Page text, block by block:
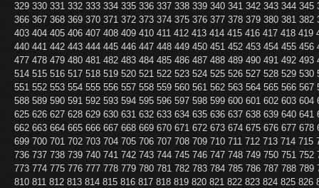
329 330 331 332 333 334 335 336 337 338 339 340 341 342 343 344 345
366 367 368 369 370 371 372 373 374 375 376 377 378 379 380 381 382
403 404 405 406 407 408 409 410 411 412 413 414 415 416 417 418 419
440 441 442 443 444 445 446 447 448 449 450 451 452 453 454 455 456
477 478 479 480 481 482 483 484 485 486 487 488 489 490 491 492 493
514 515 516 517 518 519 520 521 522 523 524 525 526 527 528 529 530
551 552 553 554 555 556 557 558 559 560 561 562 563 564 565 566 567
588 589 590 591 592 593 594 595 596 597 598 599 600 601 602 603 604
625 626 627 628 629 630 631 632 633 634 635 636 637 638 639 640 641
662 663 664 665 666 667 668 669 670 671 672 673 674 675 676 677 678
699 700 701 702 703 704 705 706 707 708 709 710 711 712 713 714 715
736 737 738 739 740 741 742 743 744 745 746 747 748 749 750 751 752
773 774 775 776 777 778 779 780 781 782 783 784 785 786 787 788 789
810 811 812 813 814 815 816 817 818 819 820 821 822 823 824 825 826